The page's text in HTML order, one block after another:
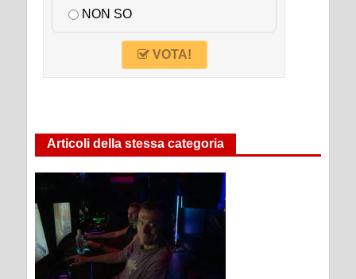
NON SO
VOTA!
Articoli della stessa categoria